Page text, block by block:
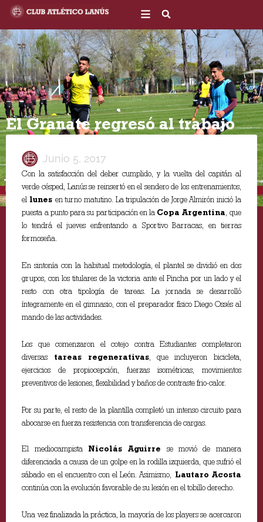
contenido
El Granate regresó al trabajo
Junio 5, 2017
Con la satisfacción del deber cumplido, y la vuelta del capitán al
verde césped, Lanús se reinsertó en el sendero de los entrenamientos,
el lunes en turno matutino. La tripulación de Jorge Almirón inició la
puesta a punto para su participación en la Copa Argentina, que
lo tendrá el jueves enfrentando a Sportivo Barracas, en tierras
formoseña.
En sintonía con la habitual metodología, el plantel se dividió en dos
grupos, con los titulares de la victoria ante el Pincha por un lado y el
resto con otra tipología de tareas. La jornada se desarrolló
íntegramente en el gimnasio, con el preparador físico Diego Ossés al
mando de las actividades.
Los que comenzaron el cotejo contra Estudiantes completaron
diversas tareas regenerativas, que incluyeron bicicleta,
ejercicios de propiocepción, fuerzas isométricas, movimientos
preventivos de lesiones, flexibilidad y baños de contraste frio-calor.
Por su parte, el resto de la plantilla completó un intenso circuito para
abocarse en fuerza resistencia con transferencia de cargas.
El mediocampista Nicolás Aguirrese movió de manera
diferenciada a causa de un golpe en la rodilla izquierda, que sufrió el
sábado en el encuentro con el León. Asimismo, Lautaro Acosta
continúa con la evolución favorable de su lesión en el tobillo derecho.
Una vez finalizada la práctica, la mayoría de los players se acercaron